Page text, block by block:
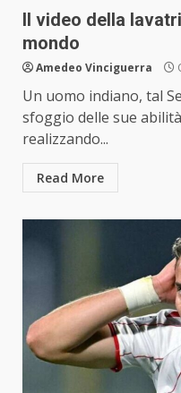
Il video della
mondo
Amedeo Vinciguerra
Un uomo indiano, tal
sfoggio delle sue
realizzando...
Read More